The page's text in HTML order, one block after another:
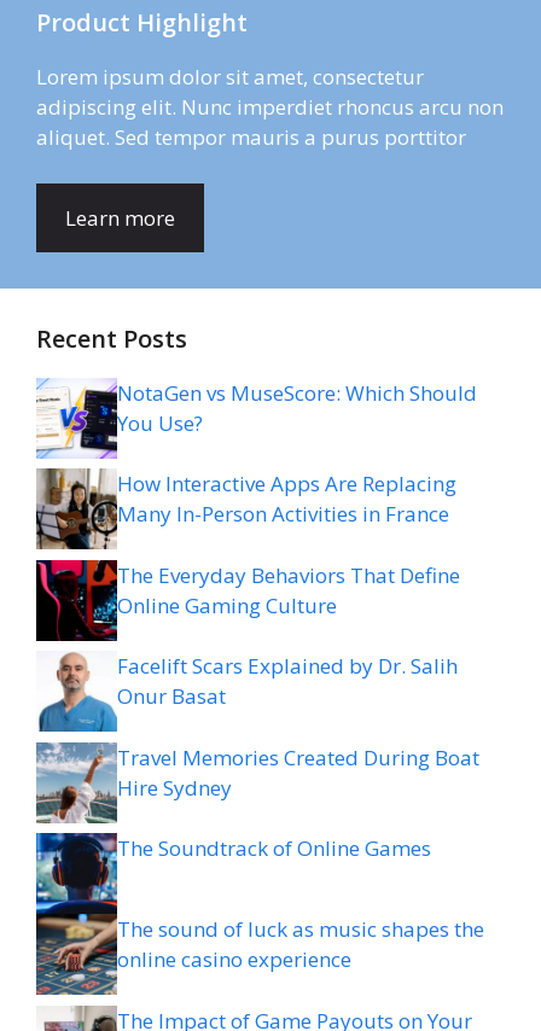
Product Highlight
Lorem ipsum dolor sit amet, consectetur
adipiscing elit. Nunc imperdiet rhoncus arcu non
aliquet. Sed tempor mauris a purus porttitor
Learn more
Recent Posts
NotaGen vs MuseScore: Which Should
You Use?
How Interactive Apps Are Replacing
Many In-Person Activities in France
The Everyday Behaviors That Define
Online Gaming Culture
Facelift Scars Explained by Dr. Salih
Onur Basat
Travel Memories Created During Boat
Hire Sydney
The Soundtrack of Online Games
The sound of luck as music shapes the
online casino experience
The Impact of Game Payouts on Your